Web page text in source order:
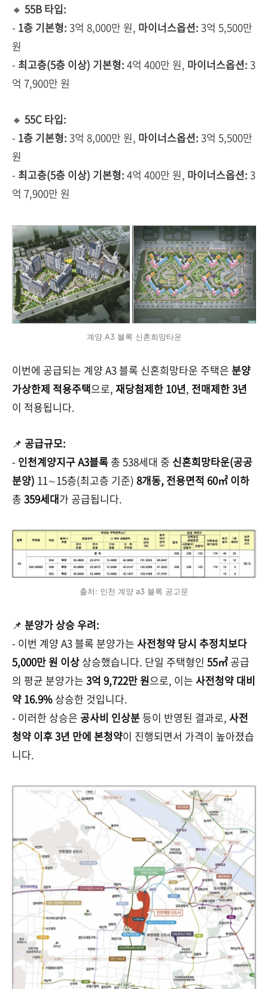
🔸 55B 타입:
- 1층 기본형: 3억 8,000만 원, 마이너스옵션: 3억 5,500만
원
- 최고층(5층 이상) 기본형: 4억 400만 원, 마이너스옵션: 3
억 7,900만 원
🔸 55C 타입:
- 1층 기본형: 3억 8,000만 원, 마이너스옵션: 3억 5,500만
원
- 최고층(5층 이상) 기본형: 4억 400만 원, 마이너스옵션: 3
억 7,900만 원
계양 A3 블록 신혼희망타운
이번에 공급되는 계양 A3 블록 신혼희망타운 주택은 분양
가상한제 적용주택으로, 재당첨제한 10년, 전매제한 3년
이 적용됩니다.
📌 공급규모:
- 인천계양지구 A3블록 총 538세대 중 신혼희망타운(공공
분양) 11∼15층(최고층 기준) 8개동, 전용면적 60㎡ 이하
총 359세대가 공급됩니다.
출처: 인천 계양 a3 블록 공고문
📌 분양가 상승 우려:
- 이번 계양 A3 블록 분양가는 사전청약 당시 추정치보다
5,000만 원 이상 상승했습니다. 단일 주택형인 55㎡ 공급
의 평균 분양가는 3억 9,722만 원으로, 이는 사전청약 대비
약 16.9% 상승한 것입니다.
- 이러한 상승은 공사비 인상분 등이 반영된 결과로, 사전
청약 이후 3년 만에 본청약이 진행되면서 가격이 높아졌습
니다.